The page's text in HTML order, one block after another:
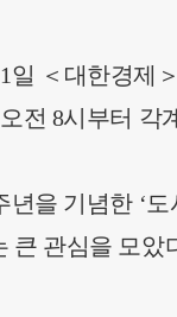
＜대한경제
전 8시부터 각
을 기념한 ‘
큰 관심을 모았